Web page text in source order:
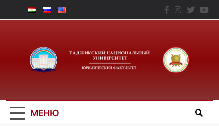
Перейти
к
Юридический
Факальтет – ТНУ
МЕНЮ